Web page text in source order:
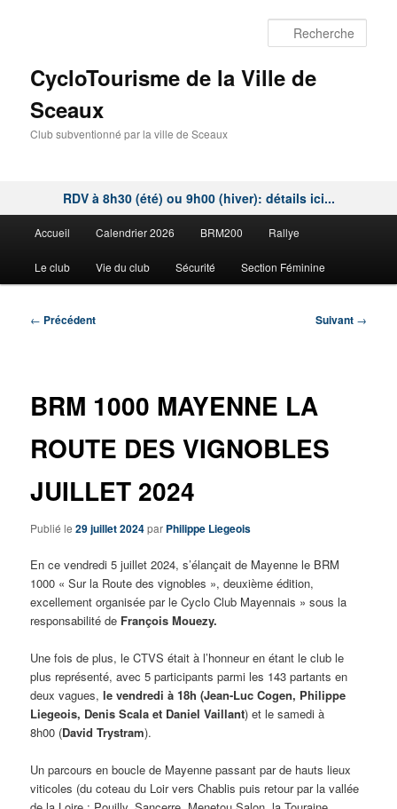
CycloTourisme de la Ville de
Sceaux
Club subventionné par la ville de Sceaux
RDV à 8h30 (été) ou 9h00 (hiver): détails ici...
principal
Accueil Calendrier 2026 BRM200 Rallye
Le club Vie du club Sécurité Section Féminine
Navigation
← Précédent Suivant →
BRM 1000 MAYENNE LA
ROUTE DES VIGNOBLES
JUILLET 2024
Publié le29 juillet 2024par Philippe Liegeois
En ce vendredi 5 juillet 2024, s’élançait de Mayenne le BRM
1000 « Sur la Route des vignobles », deuxième édition,
excellement organisée par le Cyclo Club Mayennais » sous la
responsabilité de François Mouezy.
Une fois de plus, le CTVS était à l’honneur en étant le club le
plus représenté, avec 5 participants parmi les 143 partants en
deux vagues,le vendredi à 18h (Jean-Luc Cogen, Philippe
Liegeois, Denis Scala et Daniel Vaillant) et le samedi à
8h00 (David Trystram).
Un parcours en boucle de Mayenne passant par de hauts lieux
viticoles (du coteau du Loir vers Chablis puis retour par la vallée